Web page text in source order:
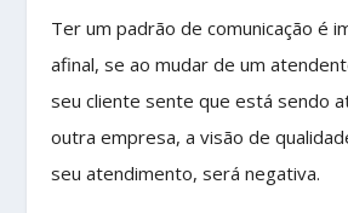
Ter um padrão de comunicação é
afinal, se ao mudar de um
seu cliente sente que está sendo
outra empresa, a visão de
seu atendimento, será negativa.